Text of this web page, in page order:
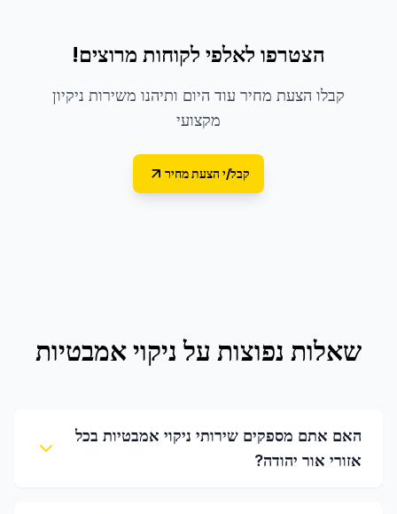
הצטרפו לאלפי לקוחות מרוצים!
קבלו הצעת מחיר עוד היום ותיהנו משירות ניקיון
מקצועי
קבל/י הצעת מחיר
שאלות נפוצות על ניקוי אמבטיות
האם אתם מספקים שירותי ניקוי אמבטיות בכל
אזורי אור יהודה?